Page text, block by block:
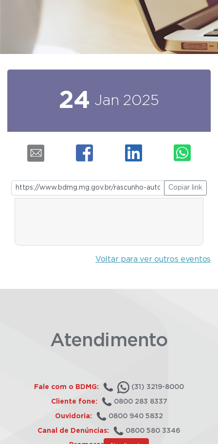
24 Jan 2025
Copiar link
Voltar para ver outros eventos
Atendimento
Fale com o BDMG: (31) 3219-8000
Cliente fone: 0800 283 8337
Ouvidoria: 0800 940 5832
Canal de Denúncias: 0800 580 3346